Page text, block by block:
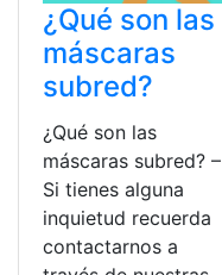
¿Qué son las
máscaras
subred?
¿Qué son las
máscaras subred? –
Si tienes alguna
inquietud recuerda
contactarnos a